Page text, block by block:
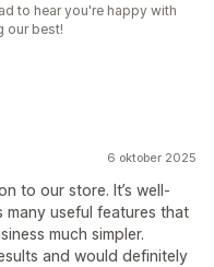
to hear you're happy with
our best!
6 oktober 2025
to our store. It’s well-
useful features that
much simpler.
and would definitely